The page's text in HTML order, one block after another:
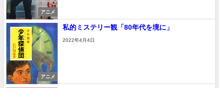
アニメ
アニメ
私的ミステリー観「80年代を境に」
2022年4月4日